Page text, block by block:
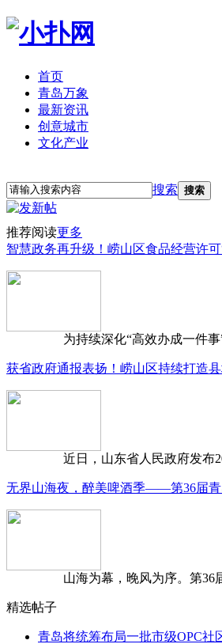
首页
青岛万象
最新资讯
创意城市
文化产业
搜索 搜索
推荐阅读更多
智慧政务再升级！崂山区食品经营许
为持续深化“高效办成一件事”
获省政府通报表扬！崂山区持续打造
近日，山东省人民政府发布
无界山海夜，醉美啤酒季——第36届
山海为幕，晚风为序。第36届
精选帖子
青岛将统筹布局一批市级OPC社